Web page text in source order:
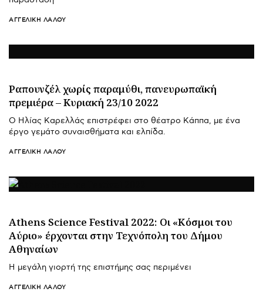
ΑΓΓΕΛΙΚΉ ΛΆΛΟΥ
Ραπουνζέλ χωρίς παραμύθι, πανευρωπαϊκή
πρεμιέρα – Κυριακή 23/10 2022
O Ηλίας Καρελλάς επιστρέφει στο θέατρο Κάππα, με ένα
έργο γεμάτο συναισθήματα και ελπίδα.
ΑΓΓΕΛΙΚΉ ΛΆΛΟΥ
Athens Science Festival 2022: Οι «Κόσμοι του
Αύριο» έρχονται στην Τεχνόπολη του Δήμου
Αθηναίων
Η μεγάλη γιορτή της επιστήμης σας περιμένει
ΑΓΓΕΛΙΚΉ ΛΆΛΟΥ